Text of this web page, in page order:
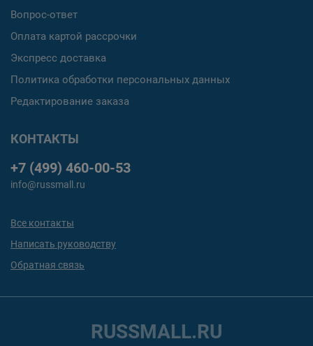
Вопрос-ответ
Оплата картой рассрочки
Экспресс доставка
Политика обработки персональных данных
Редактирование заказа
КОНТАКТЫ
+7 (499) 460-00-53
info@russmall.ru
Все контакты
Написать руководству
Обратная связь
RUSSMALL.RU